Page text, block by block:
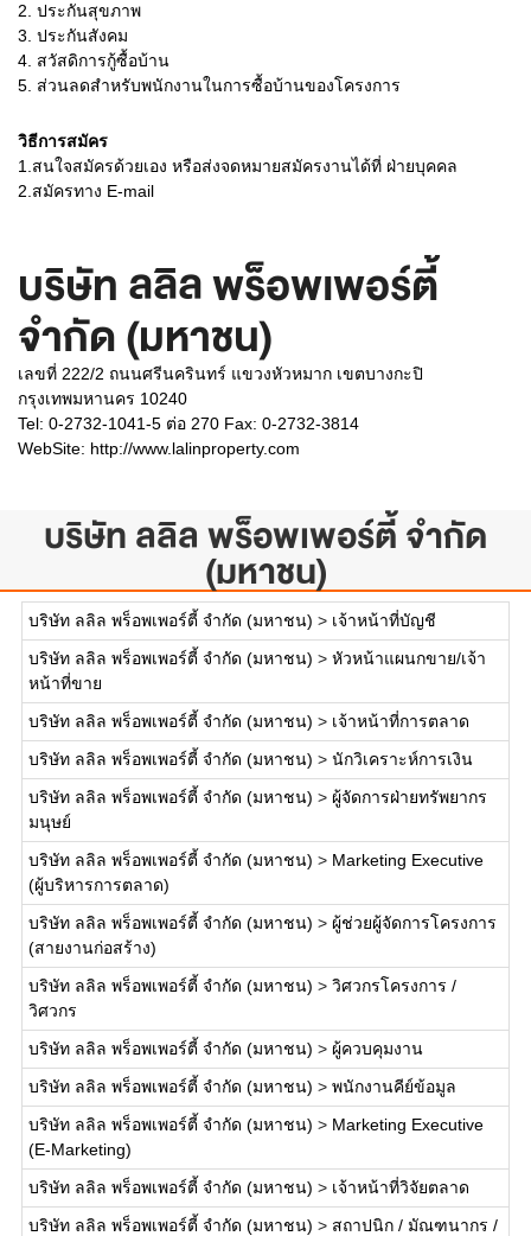
2. ประกันสุขภาพ
3. ประกันสังคม
4. สวัสดิการกู้ซื้อบ้าน
5. ส่วนลดสำหรับพนักงานในการซื้อบ้านของโครงการ
วิธีการสมัคร
1.สนใจสมัครด้วยเอง หรือส่งจดหมายสมัครงานได้ที่ ฝ่ายบุคคล
2.สมัครทาง E-mail
บริษัท ลลิล พร็อพเพอร์ตี้
จำกัด (มหาชน)
เลขที่ 222/2 ถนนศรีนครินทร์ แขวงหัวหมาก เขตบางกะปิ
กรุงเทพมหานคร 10240
Tel: 0-2732-1041-5 ต่อ 270 Fax: 0-2732-3814
WebSite: http://www.lalinproperty.com
บริษัท ลลิล พร็อพเพอร์ตี้ จำกัด
(มหาชน)
บริษัท ลลิล พร็อพเพอร์ตี้ จำกัด (มหาชน) > เจ้าหน้าที่บัญชี
บริษัท ลลิล พร็อพเพอร์ตี้ จำกัด (มหาชน) > หัวหน้าแผนกขาย/เจ้า
หน้าที่ขาย
บริษัท ลลิล พร็อพเพอร์ตี้ จำกัด (มหาชน) > เจ้าหน้าที่การตลาด
บริษัท ลลิล พร็อพเพอร์ตี้ จำกัด (มหาชน) > นักวิเคราะห์การเงิน
บริษัท ลลิล พร็อพเพอร์ตี้ จำกัด (มหาชน) > ผู้จัดการฝ่ายทรัพยากร
มนุษย์
บริษัท ลลิล พร็อพเพอร์ตี้ จำกัด (มหาชน) > Marketing Executive
(ผู้บริหารการตลาด)
บริษัท ลลิล พร็อพเพอร์ตี้ จำกัด (มหาชน) > ผู้ช่วยผู้จัดการโครงการ
(สายงานก่อสร้าง)
บริษัท ลลิล พร็อพเพอร์ตี้ จำกัด (มหาชน) > วิศวกรโครงการ /
วิศวกร
บริษัท ลลิล พร็อพเพอร์ตี้ จำกัด (มหาชน) > ผู้ควบคุมงาน
บริษัท ลลิล พร็อพเพอร์ตี้ จำกัด (มหาชน) > พนักงานคีย์ข้อมูล
บริษัท ลลิล พร็อพเพอร์ตี้ จำกัด (มหาชน) > Marketing Executive
(E-Marketing)
บริษัท ลลิล พร็อพเพอร์ตี้ จำกัด (มหาชน) > เจ้าหน้าที่วิจัยตลาด
บริษัท ลลิล พร็อพเพอร์ตี้ จำกัด (มหาชน) > สถาปนิก / มัณฑนากร /